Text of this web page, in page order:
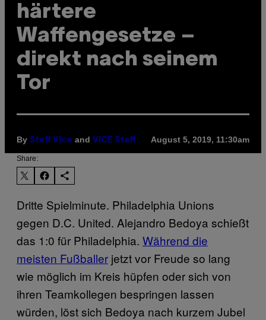
härtere
Waffengesetze –
direkt nach seinem
Tor
By Staff Vice and VICE Staff August 5, 2019, 11:30am
Share:
Dritte Spielminute. Philadelphia Unions
gegen D.C. United. Alejandro Bedoya schießt
das 1:0 für Philadelphia. Während die
meisten Fußballer jetzt vor Freude so lang
wie möglich im Kreis hüpfen oder sich von
ihren Teamkollegen bespringen lassen
würden, löst sich Bedoya nach kurzem Jubel